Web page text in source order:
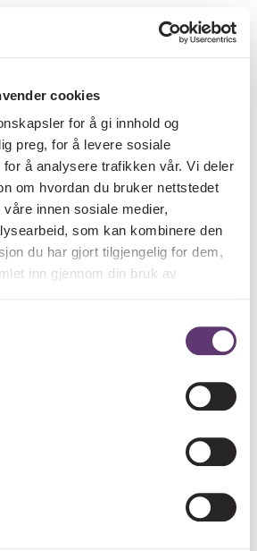
cookies
for å gi innhold og
preg, for å levere sosiale
å analysere trafikken vår. Vi deler
om hvordan du bruker nettstedet
innen sosiale medier,
som kan kombinere den
du har gjort tilgjengelig for dem,
inn gjennom din bruk av